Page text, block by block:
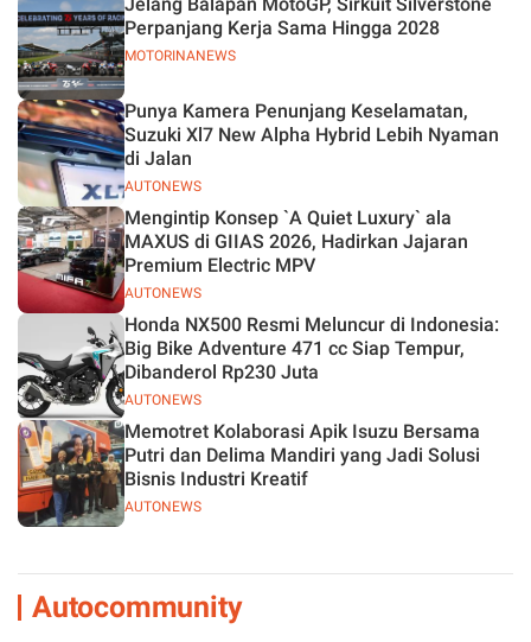
MOTORINANEWS
Perpanjang Kerja Sama Hingga 2028
AUTONEWS
Punya Kamera Penunjang Keselamatan,
Suzuki Xl7 New Alpha Hybrid Lebih Nyaman
di Jalan
AUTONEWS
Mengintip Konsep `A Quiet Luxury` ala
MAXUS di GIIAS 2026, Hadirkan Jajaran
Premium Electric MPV
AUTONEWS
Honda NX500 Resmi Meluncur di Indonesia:
Big Bike Adventure 471 cc Siap Tempur,
Dibanderol Rp230 Juta
AUTONEWS
Memotret Kolaborasi Apik Isuzu Bersama
Putri dan Delima Mandiri yang Jadi Solusi
Bisnis Industri Kreatif
Autocommunity